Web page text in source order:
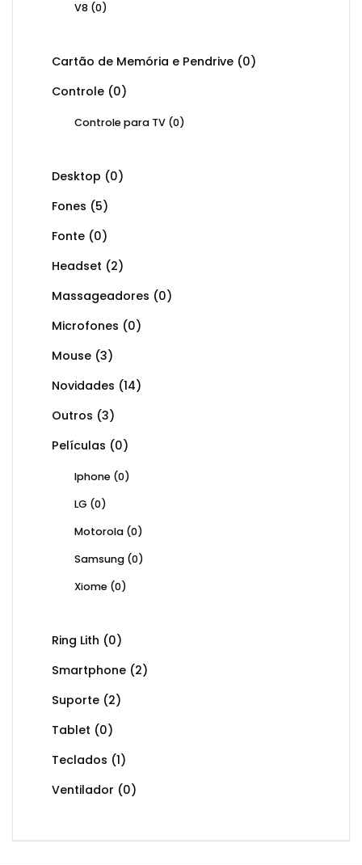
V8 (0)
Cartão de Memória e Pendrive (0)
Controle (0)
Controle para TV (0)
Desktop (0)
Fones (5)
Fonte (0)
Headset (2)
Massageadores (0)
Microfones (0)
Mouse (3)
Novidades (14)
Outros (3)
Películas (0)
Iphone (0)
LG (0)
Motorola (0)
Samsung (0)
Xiome (0)
Ring Lith (0)
Smartphone (2)
Suporte (2)
Tablet (0)
Teclados (1)
Ventilador (0)